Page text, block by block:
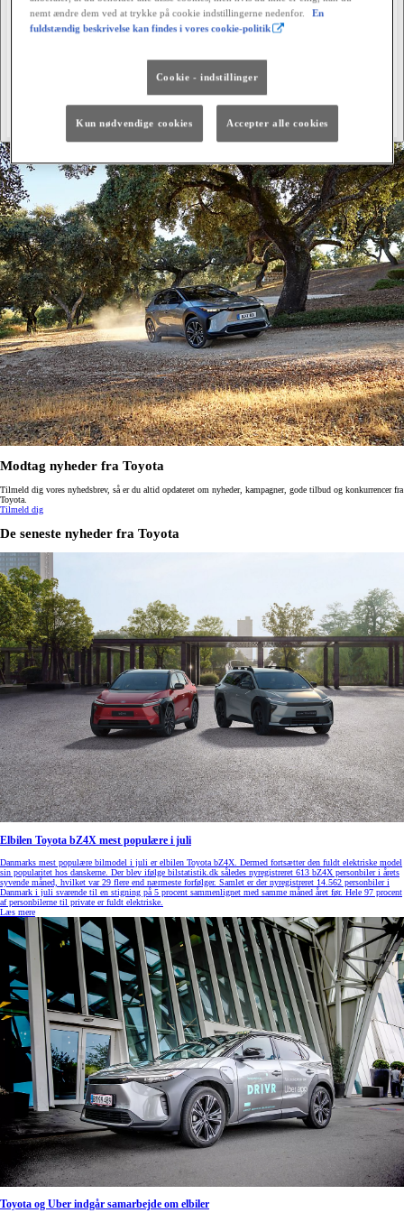
Modtag nyheder fra Toyota
Tilmeld dig vores nyhedsbrev, så er du altid opdateret om nyheder, kampagner, gode tilbud og konkurrencer fra
Toyota.
Tilmeld dig
De seneste nyheder fra Toyota
Elbilen Toyota bZ4X mest populære i juli
Danmarks mest populære bilmodel i juli er elbilen Toyota bZ4X. Dermed fortsætter den fuldt elektriske model
sin popularitet hos danskerne. Der blev ifølge bilstatistik.dk således nyregistreret 613 bZ4X personbiler i årets
syvende måned, hvilket var 29 flere end nærmeste forfølger. Samlet er der nyregistreret 14.562 personbiler i
Danmark i juli svarende til en stigning på 5 procent sammenlignet med samme måned året før. Hele 97 procent
af personbilerne til private er fuldt elektriske.
Læs mere
Toyota og Uber indgår samarbejde om elbiler
nemt ændre dem ved at trykke på cookie indstillingerne nedenfor.
En
fuldstændig beskrivelse kan findes i vores cookie-politik
Cookie - indstillinger
Kun nødvendige cookies Accepter alle cookies